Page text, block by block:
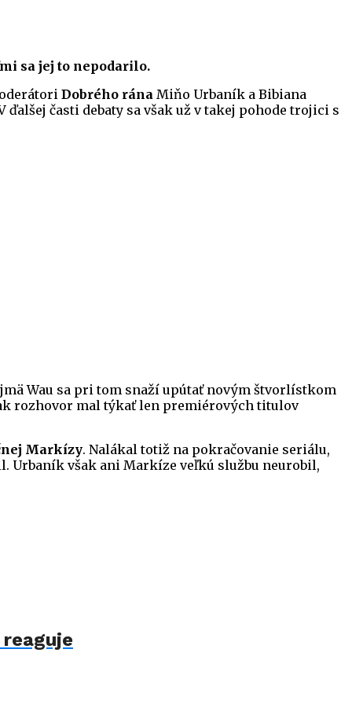
sa jej to nepodarilo.
Dobrého rána Miňo Urbaník a Bibiana
časti debaty sa však už v takej pohode trojici s
Wau sa pri tom snaží upútať novým štvorlístkom
rozhovor mal týkať len premiérových titulov
Markízy. Nalákal totiž na pokračovanie seriálu,
Urbaník však ani Markíze veľkú službu neurobil,